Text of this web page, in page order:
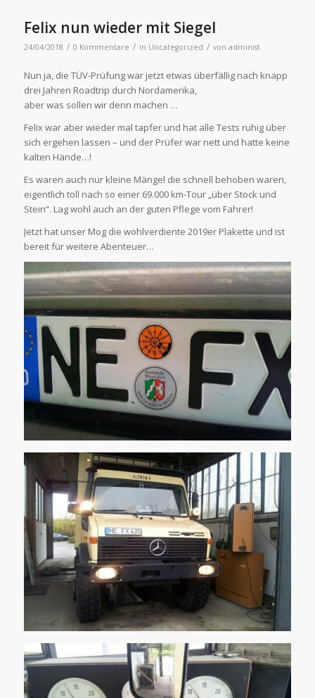
Felix nun wieder mit Siegel
24/04/2018 / 0 Kommentare / in Uncategorized / von administ
Nun ja, die TÜV-Prüfung war jetzt etwas überfällig nach knapp
drei Jahren Roadtrip durch Nordamerika,
aber was sollen wir denn machen …
Felix war aber wieder mal tapfer und hat alle Tests ruhig über
sich ergehen lassen – und der Prüfer war nett und hatte keine
kalten Hände…!
Es waren auch nur kleine Mängel die schnell behoben waren,
eigentlich toll nach so einer 69.000 km-Tour „über Stock und
Stein“. Lag wohl auch an der guten Pflege vom Fahrer!
Jetzt hat unser Mog die wohlverdiente 2019er Plakette und ist
bereit für weitere Abenteuer…